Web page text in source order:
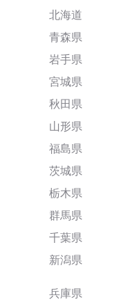
北海道
青森県
岩手県
宮城県
秋田県
山形県
福島県
茨城県
栃木県
群馬県
千葉県
新潟県
兵庫県